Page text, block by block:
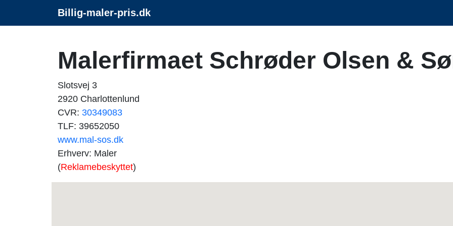
Billig-maler-pris.dk
Malerfirmaet Schrøder Olsen &
Slotsvej 3
2920 Charlottenlund
CVR: 30349083
TLF: 39652050
www.mal-sos.dk
Erhverv: Maler
(Reklamebeskyttet)